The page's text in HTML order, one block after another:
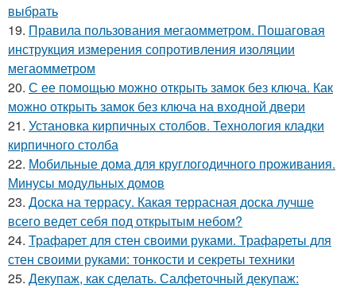
выбрать
19. Правила пользования мегаомметром. Пошаговая
инструкция измерения сопротивления изоляции
мегаомметром
20. С ее помощью можно открыть замок без ключа. Как
можно открыть замок без ключа на входной двери
21. Установка кирпичных столбов. Технология кладки
кирпичного столба
22. Мобильные дома для круглогодичного проживания.
Минусы модульных домов
23. Доска на террасу. Какая террасная доска лучше
всего ведет себя под открытым небом?
24. Трафарет для стен своими руками. Трафареты для
стен своими руками: тонкости и секреты техники
25. Декупаж, как сделать. Салфеточный декупаж: